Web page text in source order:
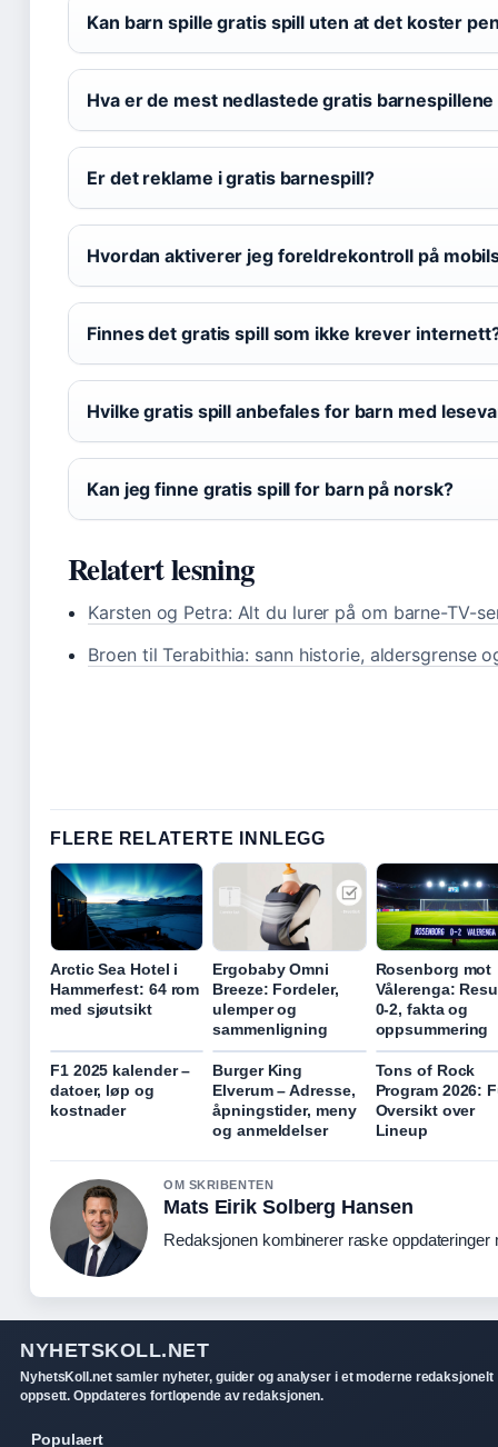
Kan barn spille gratis spill uten at det koster
Hva er de mest nedlastede gratis barnespillene
Er det reklame i gratis barnespill?
Hvordan aktiverer jeg foreldrekontroll på
Finnes det gratis spill som ikke krever
Hvilke gratis spill anbefales for barn med
Kan jeg finne gratis spill for barn på norsk?
Relatert lesning
Karsten og Petra: Alt du lurer på om barne-TV-
Broen til Terabithia: sann historie, aldersgrense
FLERE RELATERTE INNLEGG
Arctic Sea Hotel i
Hammerfest: 64 rom
med sjøutsikt
Ergobaby Omni
Breeze: Fordeler,
ulemper og
sammenligning
Rosenborg mot
Vålerenga:
0-2, fakta og
oppsummering
F1 2025 kalender –
datoer, løp og
kostnader
Burger King
Elverum – Adresse,
åpningstider, meny
og anmeldelser
Tons of Rock
Program 2026:
Oversikt over
Lineup
OM SKRIBENTEN
Mats Eirik Solberg Hansen
Redaksjonen kombinerer raske oppdateringer
NYHETSKOLL.NET
NyhetsKoll.net samler nyheter, guider og analyser i et moderne redaksjonelt
oppsett. Oppdateres fortlopende av redaksjonen.
Populaert